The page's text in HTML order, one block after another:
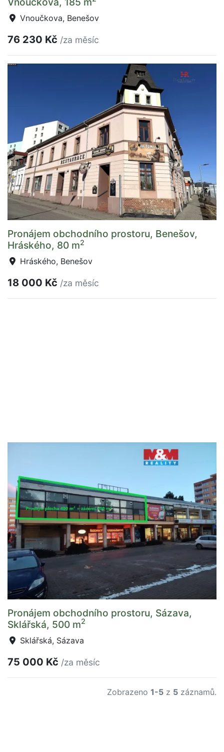
Vnoučkova, Benešov
76 230 Kč /za měsíc
Pronájem obchodního prostoru, Benešov,
Hráského, 80 m2
Hráského, Benešov
18 000 Kč /za měsíc
Pronájem obchodního prostoru, Sázava,
Sklářská, 500 m2
Sklářská, Sázava
75 000 Kč /za měsíc
Zobrazeno 1-5 z 5 záznamů.